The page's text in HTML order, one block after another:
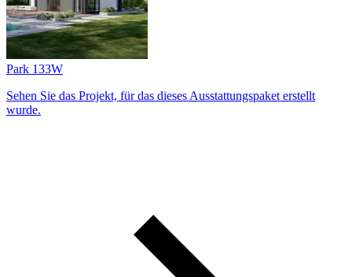
Park 133W
Sehen Sie das Projekt, für das dieses Ausstattungs­paket erstellt
wurde.